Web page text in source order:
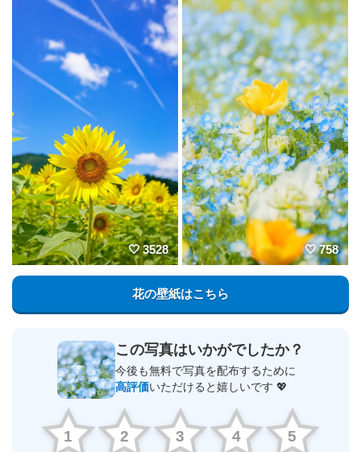
3528 758
花の壁紙はこちら
この写真はいかがでしたか？
今後も無料で写真を配布するために
高評価いただけると嬉しいです 💖
1 2 3 4 5